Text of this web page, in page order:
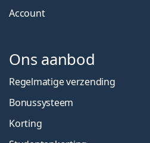
Account
Ons aanbod
Regelmatige verzending
Bonussysteem
Korting